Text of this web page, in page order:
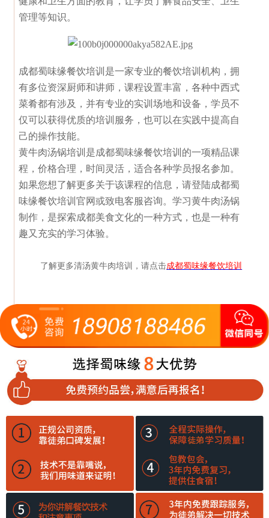
管理等知识。
成都蜀味缘餐饮培训是一家专业的餐饮培训机构，拥
有多位资深厨师和讲师，课程设置丰富，各种中西式
菜肴都有涉及，并有专业的实训场地和设备，学员不
仅可以获得优质的培训服务，也可以在实践中提高自
己的操作技能。
黄牛肉汤锅培训是成都蜀味缘餐饮培训的一项精品课
程，价格合理，时间灵活，适合各种学员报名参加。
如果您想了解更多关于该课程的信息，请登陆成都蜀
味缘餐饮培训官网或致电客服咨询。学习黄牛肉汤锅
制作，是探索成都美食文化的一种方式，也是一种有
趣又充实的学习体验。
了解更多清汤黄牛肉培训，请点击成都蜀味缘餐饮培训